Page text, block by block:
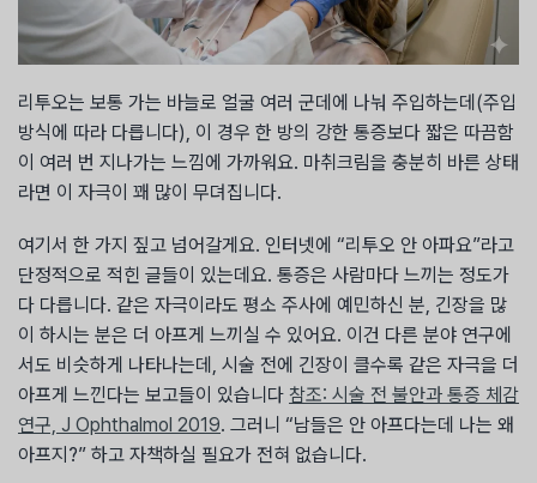
리투오는 보통 가는 바늘로 얼굴 여러 군데에 나눠 주입하는데(주입
방식에 따라 다릅니다), 이 경우 한 방의 강한 통증보다 짧은 따끔함
이 여러 번 지나가는 느낌에 가까워요. 마취크림을 충분히 바른 상태
라면 이 자극이 꽤 많이 무뎌집니다.
여기서 한 가지 짚고 넘어갈게요. 인터넷에 “리투오 안 아파요”라고
단정적으로 적힌 글들이 있는데요. 통증은 사람마다 느끼는 정도가
다 다릅니다. 같은 자극이라도 평소 주사에 예민하신 분, 긴장을 많
이 하시는 분은 더 아프게 느끼실 수 있어요. 이건 다른 분야 연구에
서도 비슷하게 나타나는데, 시술 전에 긴장이 클수록 같은 자극을 더
아프게 느낀다는 보고들이 있습니다 참조: 시술 전 불안과 통증 체감
연구, J Ophthalmol 2019. 그러니 “남들은 안 아프다는데 나는 왜
아프지?” 하고 자책하실 필요가 전혀 없습니다.